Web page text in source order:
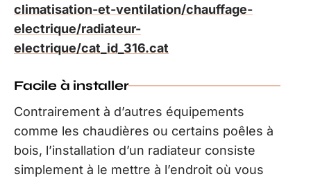
climatisation-et-ventilation/chauffage-
electrique/radiateur-
electrique/cat_id_316.cat
Facile à installer
Contrairement à d’autres équipements
comme les chaudières ou certains poêles à
bois, l’installation d’un radiateur consiste
simplement à le mettre à l’endroit où vous